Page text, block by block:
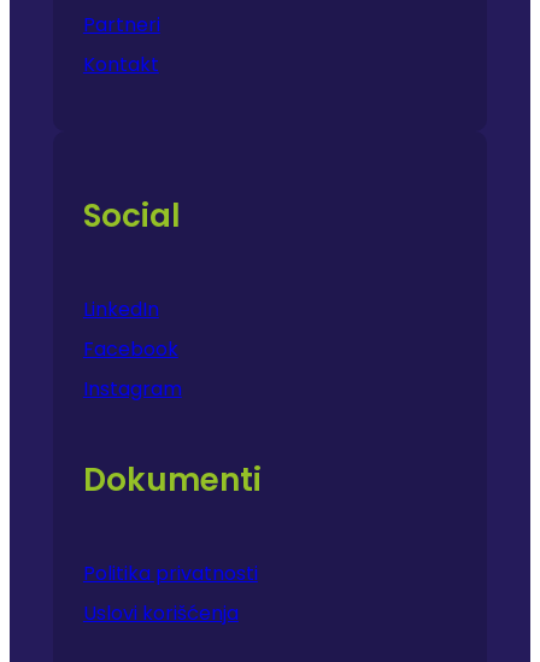
Partneri
Kontakt
Social
LinkedIn
Facebook
Instagram
Dokumenti
Politika privatnosti
Uslovi korišćenja